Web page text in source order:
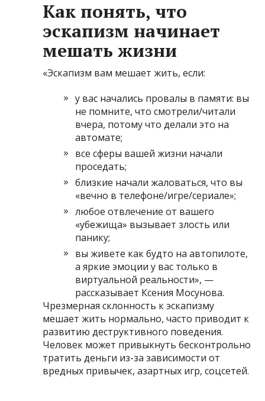
Как понять, что
эскапизм начинает
мешать жизни
«Эскапизм вам мешает жить, если:
у вас начались провалы в памяти: вы
не помните, что смотрели/читали
вчера, потому что делали это на
автомате;
все сферы вашей жизни начали
проседать;
близкие начали жаловаться, что вы
«вечно в телефоне/игре/сериале»;
любое отвлечение от вашего
«убежища» вызывает злость или
панику;
вы живете как будто на автопилоте,
а яркие эмоции у вас только в
виртуальной реальности», —
рассказывает Ксения Мосунова.
Чрезмерная склонность к эскапизму
мешает жить нормально, часто приводит к
развитию деструктивного поведения.
Человек может привыкнуть бесконтрольно
тратить деньги из-за зависимости от
вредных привычек, азартных игр, соцсетей.